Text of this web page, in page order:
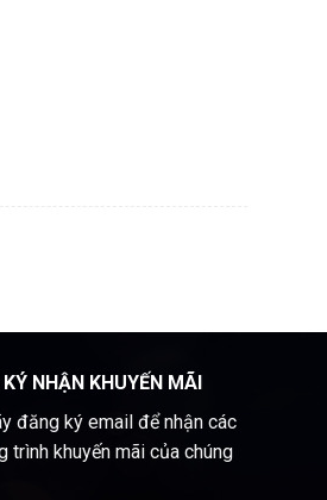
NHẬN KHUYẾN MÃI
đăng ký email để nhận các
trình khuyến mãi của chúng